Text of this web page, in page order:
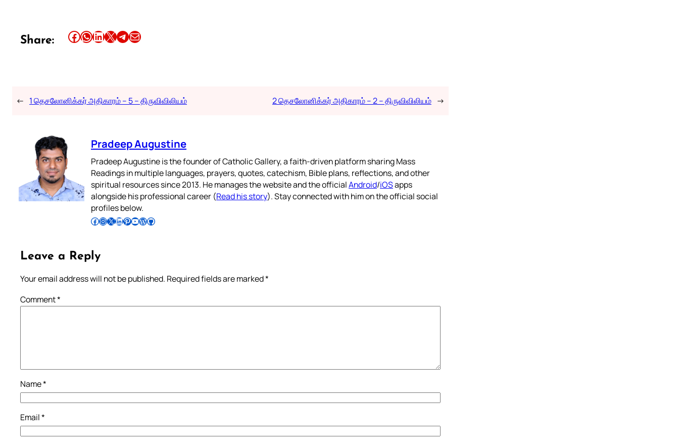
Share: Share this article on Facebook Share this article on WhatsApp Share this article on LinkedIn Share this article on X Share this article on TelegramEmail this Article
← 1 தெசலோனிக்கர் அதிகாரம் – 5 – திருவிவிலியம் 2 தெசலோனிக்கர் அதிகாரம் – 2 – திருவிவிலியம் →
Pradeep Augustine
Pradeep Augustine is the founder of Catholic Gallery, a faith-driven platform sharing Mass
Readings in multiple languages, prayers, quotes, catechism, Bible plans, reflections, and other
spiritual resources since 2013. He manages the website and the officialAndroid/iOSapps
alongside his professional career (Read his story). Stay connected with him on the official social
profiles below.
Follow Pradeep on Facebook Follow Pradeep on InstagramFollow Pradeep on X Follow Pradeep on LinkedIn Follow Pradeep on Pinterest Subscribe to Pradeep’s Youtube Channel Follow Pradeep on WordPress Follow Pradeep on GitHub
Leave a Reply
Your email address will not be published. Required fields are marked*
Comment*
Name*
Email*